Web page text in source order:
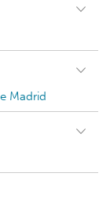
Madrid